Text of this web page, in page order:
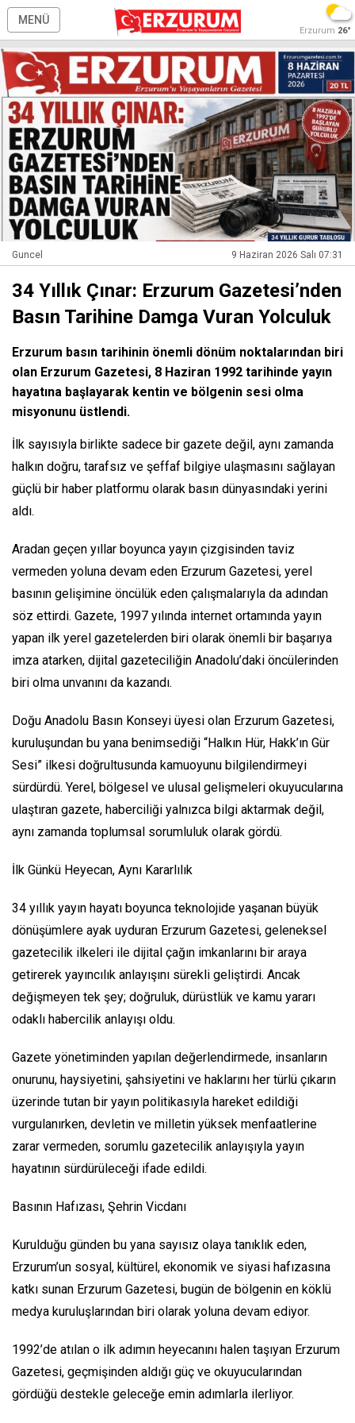
MENÜ
Erzurum 26°
Guncel 9 Haziran 2026 Salı 07:31
34 Yıllık Çınar: Erzurum Gazetesi’nden
Basın Tarihine Damga Vuran Yolculuk
Erzurum basın tarihinin önemli dönüm noktalarından biri
olan Erzurum Gazetesi, 8 Haziran 1992 tarihinde yayın
hayatına başlayarak kentin ve bölgenin sesi olma
misyonunu üstlendi.
İlk sayısıyla birlikte sadece bir gazete değil, aynı zamanda
halkın doğru, tarafsız ve şeffaf bilgiye ulaşmasını sağlayan
güçlü bir haber platformu olarak basın dünyasındaki yerini
aldı.
Aradan geçen yıllar boyunca yayın çizgisinden taviz
vermeden yoluna devam eden Erzurum Gazetesi, yerel
basının gelişimine öncülük eden çalışmalarıyla da adından
söz ettirdi. Gazete, 1997 yılında internet ortamında yayın
yapan ilk yerel gazetelerden biri olarak önemli bir başarıya
imza atarken, dijital gazeteciliğin Anadolu’daki öncülerinden
biri olma unvanını da kazandı.
Doğu Anadolu Basın Konseyi üyesi olan Erzurum Gazetesi,
kuruluşundan bu yana benimsediği “Halkın Hür, Hakk’ın Gür
Sesi” ilkesi doğrultusunda kamuoyunu bilgilendirmeyi
sürdürdü. Yerel, bölgesel ve ulusal gelişmeleri okuyucularına
ulaştıran gazete, haberciliği yalnızca bilgi aktarmak değil,
aynı zamanda toplumsal sorumluluk olarak gördü.
İlk Günkü Heyecan, Aynı Kararlılık
34 yıllık yayın hayatı boyunca teknolojide yaşanan büyük
dönüşümlere ayak uyduran Erzurum Gazetesi, geleneksel
gazetecilik ilkeleri ile dijital çağın imkanlarını bir araya
getirerek yayıncılık anlayışını sürekli geliştirdi. Ancak
değişmeyen tek şey; doğruluk, dürüstlük ve kamu yararı
odaklı habercilik anlayışı oldu.
Gazete yönetiminden yapılan değerlendirmede, insanların
onurunu, haysiyetini, şahsiyetini ve haklarını her türlü çıkarın
üzerinde tutan bir yayın politikasıyla hareket edildiği
vurgulanırken, devletin ve milletin yüksek menfaatlerine
zarar vermeden, sorumlu gazetecilik anlayışıyla yayın
hayatının sürdürüleceği ifade edildi.
Basının Hafızası, Şehrin Vicdanı
Kurulduğu günden bu yana sayısız olaya tanıklık eden,
Erzurum’un sosyal, kültürel, ekonomik ve siyasi hafızasına
katkı sunan Erzurum Gazetesi, bugün de bölgenin en köklü
medya kuruluşlarından biri olarak yoluna devam ediyor.
1992’de atılan o ilk adımın heyecanını halen taşıyan Erzurum
Gazetesi, geçmişinden aldığı güç ve okuyucularından
gördüğü destekle geleceğe emin adımlarla ilerliyor.